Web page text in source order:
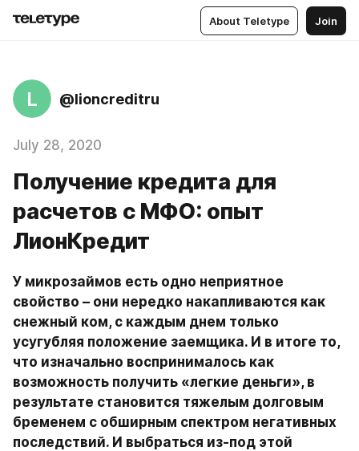
About Teletype Join
L @lioncreditru
July 28, 2020
Получение кредита для
расчетов с МФО: опыт
ЛионКредит
У микрозаймов есть одно неприятное
свойство – они нередко накапливаются как
снежный ком, с каждым днем только
усугубляя положение заемщика. И в итоге то,
что изначально воспринималось как
возможность получить «легкие деньги», в
результате становится тяжелым долговым
бременем с обширным спектром негативных
последствий. И выбраться из-под этой